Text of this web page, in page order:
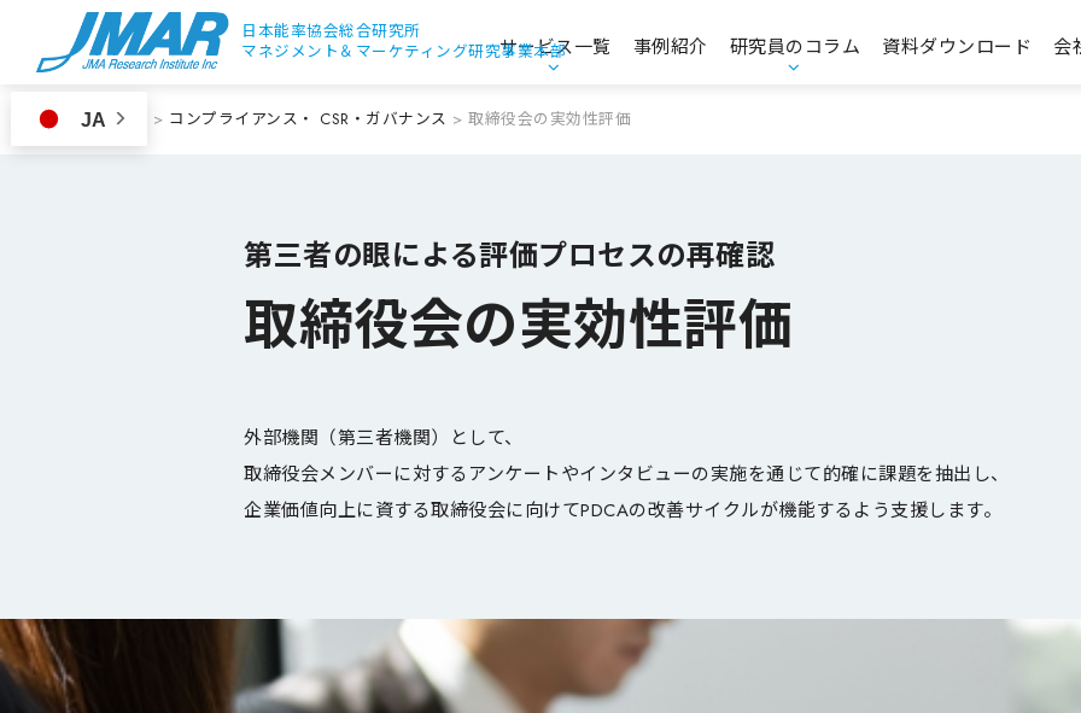
日本能率協会総合研究所
マネジメント＆ マーケティング研究事業本部
サービス一覧
エンゲージメント・人的資本経営
品質意識向上支援
経営理念策定支援／中期経営計画策定支援
CS・CX推進／顧客価値創造
事例紹介 研究員のコラム 資料ダウンロード 会
ホーム > コンプライアンス・ CSR・ガバナンス > 取締役会の実効性評価
第三者の眼による評価プロセスの再確認
取締役会の実効性評価
外部機関（第三者機関）として、
取締役会メンバーに対するアンケートやインタビューの実施を通じて的確に課題を抽出し、
企業価値向上に資する取締役会に向けてPDCAの改善サイクルが機能するよう支援します。
JA